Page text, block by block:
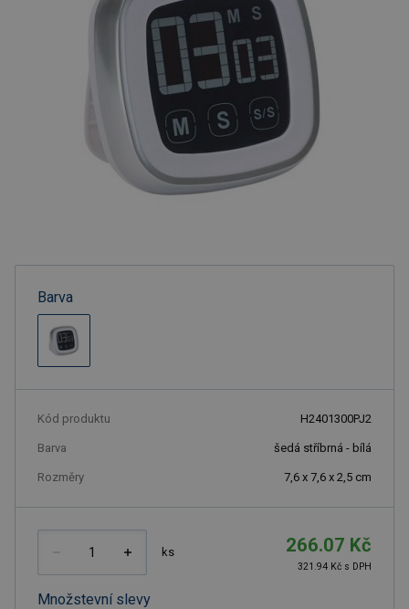
Barva
Kód produktu H2401300PJ2
Barva šedá stříbrná - bílá
Rozměry 7,6 x 7,6 x 2,5 cm
ks 266.07 Kč
321.94 Kč s DPH
Množstevní slevy